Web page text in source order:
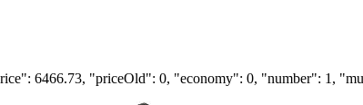
6466.73, "priceOld": 0, "economy": 0, "number": 1,